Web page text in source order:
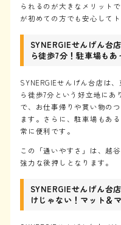
られるのが大きなメリット
が初めての方でも安心して
SYNERGIEせんげん台
ら徒歩7分！駐車場も
SYNERGIEせんげん台店は
ら徒歩7分という好立地にあ
で、お仕事帰りや買い物の
ます。さらに、駐車場もあ
常に便利です。
この「通いやすさ」は、越
強力な後押しとなります。
SYNERGIEせんげん台
けじゃない！マット＆